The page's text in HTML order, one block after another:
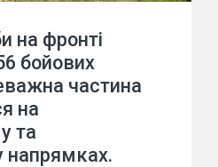
на фронті
бойових
частина
на
та